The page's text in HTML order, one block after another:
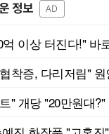
정보 AD